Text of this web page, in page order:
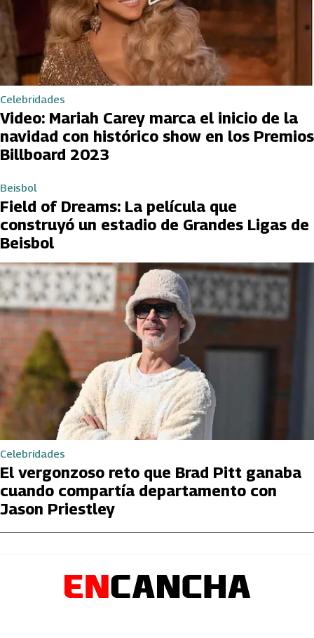
Celebridades
Video: Mariah Carey marca el inicio de la
navidad con histórico show en los Premios
Billboard 2023
Beisbol
Field of Dreams: La película que
construyó un estadio de Grandes Ligas de
Beisbol
Celebridades
El vergonzoso reto que Brad Pitt ganaba
cuando compartía departamento con
Jason Priestley